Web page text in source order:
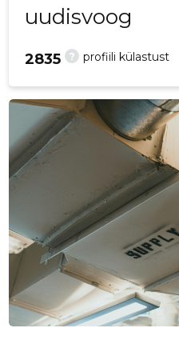
uudisvoog
? profiili külastust
2835